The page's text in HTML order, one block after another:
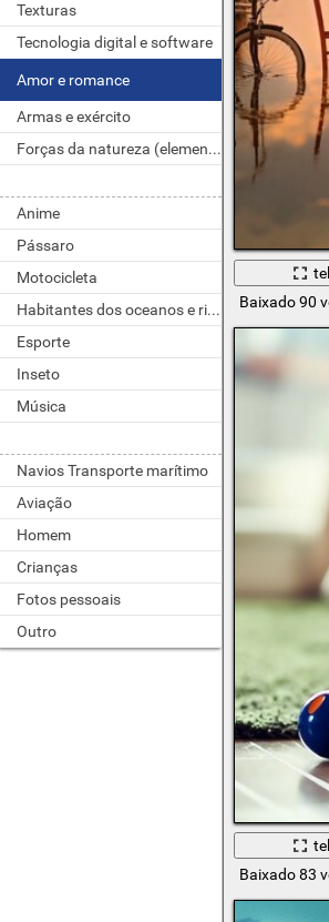
Texturas
Tecnologia digital e software
Amor e romance
Armas e exército
Forças da natureza (elementos)
Anime
Pássaro
Motocicleta
Habitantes dos oceanos e rios
Esporte
Inseto
Música
Navios Transporte marítimo
Aviação
Homem
Crianças
Fotos pessoais
Outro
Baixado 90
Baixado 83